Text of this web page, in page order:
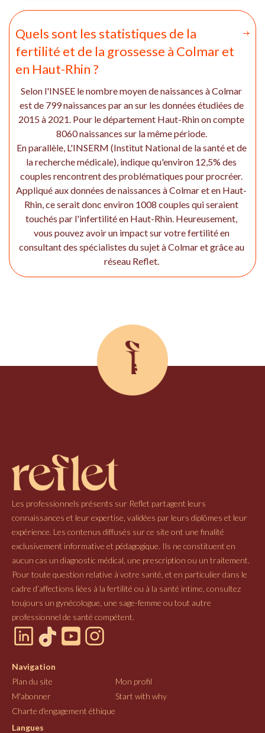
Quels sont les statistiques de la
fertilité et de la grossesse à Colmar et
en Haut-Rhin ?
Selon l'INSEE le nombre moyen de naissances à Colmar
est de 799 naissances par an sur les données étudiées de
2015 à 2021. Pour le département Haut-Rhin on compte
8060 naissances sur la même période.
En parallèle, L'INSERM (Institut National de la santé et de
la recherche médicale), indique qu'environ 12,5% des
couples rencontrent des problématiques pour procréer.
Appliqué aux données de naissances à Colmar et en Haut-
Rhin, ce serait donc environ 1008 couples qui seraient
touchés par l'infertilité en Haut-Rhin. Heureusement,
vous pouvez avoir un impact sur votre fertilité en
consultant des spécialistes du sujet à Colmar et grâce au
réseau Reflet.
Les professionnels présents sur Reflet partagent leurs
connaissances et leur expertise, validées par leurs diplômes et leur
expérience. Les contenus diffusés sur ce site ont une finalité
exclusivement informative et pédagogique. Ils ne constituent en
aucun cas un diagnostic médical, une prescription ou un traitement.
Pour toute question relative à votre santé, et en particulier dans le
cadre d’affections liées à la fertilité ou à la santé intime, consultez
toujours un gynécologue, une sage-femme ou tout autre
professionnel de santé compétent.
Navigation
Plan du site
Mon profil
M'abonner
Start with why
Charte d'engagement éthique
Langues